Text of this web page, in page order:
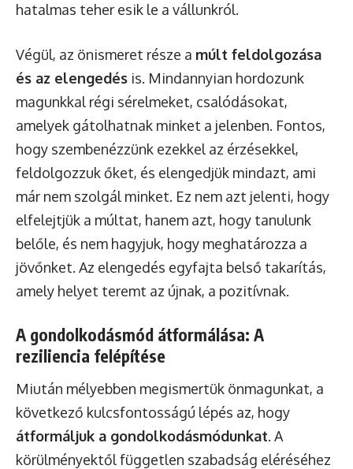
hatalmas teher esik le a vállunkról.
Végül, az önismeret része a múlt feldolgozása
és az elengedés is. Mindannyian hordozunk
magunkkal régi sérelmeket, csalódásokat,
amelyek gátolhatnak minket a jelenben. Fontos,
hogy szembenézzünk ezekkel az érzésekkel,
feldolgozzuk őket, és elengedjük mindazt, ami
már nem szolgál minket. Ez nem azt jelenti, hogy
elfelejtjük a múltat, hanem azt, hogy tanulunk
belőle, és nem hagyjuk, hogy meghatározza a
jövőnket. Az elengedés egyfajta belső takarítás,
amely helyet teremt az újnak, a pozitívnak.
A gondolkodásmód átformálása: A
reziliencia felépítése
Miután mélyebben megismertük önmagunkat, a
következő kulcsfontosságú lépés az, hogy
átformáljuk a gondolkodásmódunkat. A
körülményektől független szabadság eléréséhez